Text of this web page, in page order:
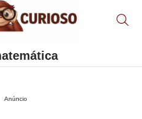
Anúncio